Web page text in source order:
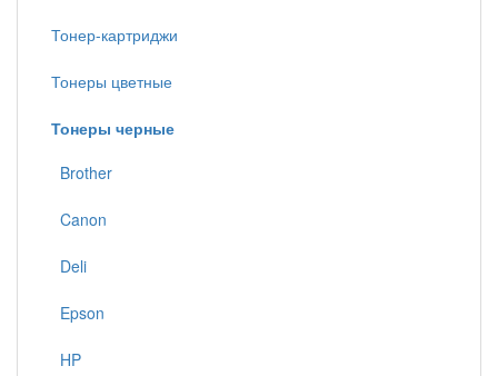
Тонер-картриджи
Тонеры цветные
Тонеры черные
Brother
Canon
Deli
Epson
HP